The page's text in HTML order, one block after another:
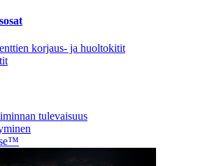
korjaus- ja huoltokitit
tulevaisuus